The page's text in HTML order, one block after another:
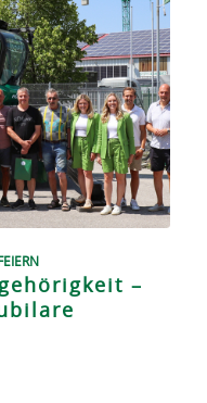
FEIERN
–